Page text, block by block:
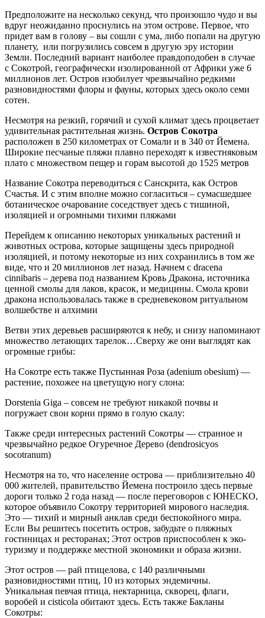
Предположите на несколько секунд, что произошло чудо и вы
вдруг неожиданно проснулись на этом острове. Первое, что
придет вам в голову – вы сошли с ума, либо попали на другую
планету, или погрузились совсем в другую эру истории
Земли. Последний вариант наиболее правдоподобен в случае
с Сокотрой, географически изолированной от Африки уже 6
миллионов лет. Остров изобилует чрезвычайно редкими
разновидностями флоры и фауны, которых здесь около семи
сотен.
Несмотря на резкий, горячий и сухой климат здесь процветает
удивительная растительная жизнь. Остров Сокотра
расположен в 250 километрах от Сомали и в 340 от Йемена.
Широкие песчаные пляжи плавно переходят к известняковым
плато с множеством пещер и горам высотой до 1525 метров
Название Сокотра переводиться с Санскрита, как Остров
Счастья. И с этим вполне можно согласиться – сумасшедшее
ботаническое очарование соседствует здесь с тишиной,
изоляцией и огромными тихими пляжами
Перейдем к описанию некоторых уникальных растений и
животных острова, которые защищены здесь природной
изоляцией, и потому некоторые из них сохранились в том же
виде, что и 20 миллионов лет назад. Начнем с dracena
cinnibaris – дерева под названием Кровь Дракона, источника
ценной смолы для лаков, красок, и медицины. Смола крови
дракона использовалась также в средневековом ритуальном
волшебстве и алхимии
Ветви этих деревьев расширяются к небу, и снизу напоминают
множество летающих тарелок…Сверху же они выглядят как
огромные грибы:
На Сокотре есть также Пустынная Роза (adenium obesium) —
растение, похожее на цветущую ногу слона:
Dorstenia Giga – совсем не требуют никакой почвы и
погружает свои корни прямо в голую скалу:
Также среди интересных растений Сокотры — странное и
чрезвычайно редкое Огуречное Дерево (dendrosicyos
socotranum)
Несмотря на то, что население острова — приблизительно 40
000 жителей, правительство Йемена построило здесь первые
дороги только 2 года назад — после переговоров с ЮНЕСКО,
которое объявило Сокотру территорией мирового наследия.
Это — тихий и мирный анклав среди беспокойного мира.
Если Вы решитесь посетить остров, забудьте о пляжных
гостиницах и ресторанах; Этот остров приспособлен к эко-
туризму и поддержке местной экономики и образа жизни.
Этот остров — рай птицелова, с 140 различными
разновидностями птиц, 10 из которых эндемичны.
Уникальная певчая птица, нектарница, скворец, флаги,
воробей и cisticola обитают здесь. Есть также Бакланы
Сокотры: